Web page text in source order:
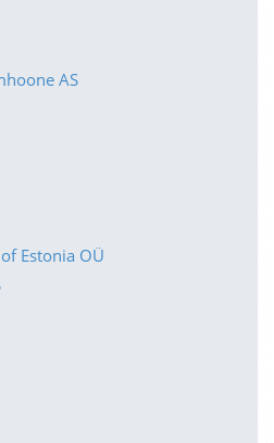
AS
Estonia OÜ